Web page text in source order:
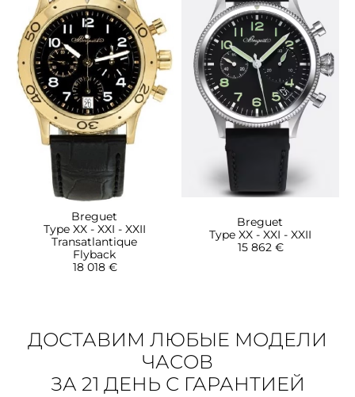
Breguet
Type XX - XXI - XXII
Transatlantique
Flyback
18 018 €
Breguet
Type XX - XXI - XXII
15 862 €
ДОСТАВИМ ЛЮБЫЕ МОДЕЛИ
ЧАСОВ
ЗА 21 ДЕНЬ С ГАРАНТИЕЙ